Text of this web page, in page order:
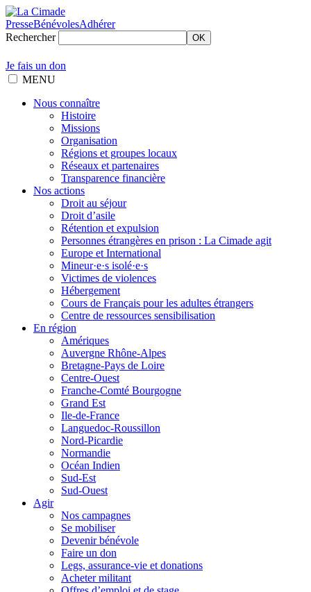
PresseBénévolesAdhérer
Rechercher
OK
Je fais un don
MENU
Nous connaître
Histoire
Missions
Organisation
Régions et groupes locaux
Réseaux et partenaires
Transparence financière
Nos actions
Droit au séjour
Droit d’asile
Rétention et expulsion
Personnes étrangères en prison : La Cimade agit
Europe et International
Mineur·e·s isolé·e·s
Victimes de violences
Hébergement
Cours de Français pour les adultes étrangers
Centre de ressources sensibilisation
En région
Amériques
Auvergne Rhône-Alpes
Bretagne-Pays de Loire
Centre-Ouest
Franche-Comté Bourgogne
Grand Est
Ile-de-France
Languedoc-Roussillon
Nord-Picardie
Normandie
Océan Indien
Sud-Est
Sud-Ouest
Agir
Nos campagnes
Se mobiliser
Devenir bénévole
Faire un don
Legs, assurance-vie et donations
Acheter militant